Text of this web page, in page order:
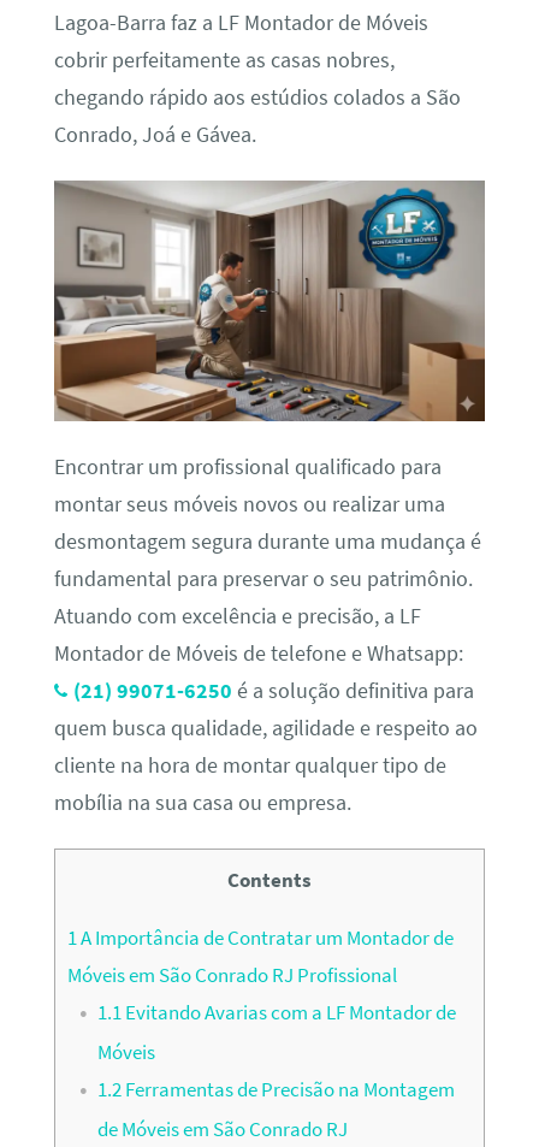
Lagoa-Barra faz a LF Montador de Móveis
cobrir perfeitamente as casas nobres,
chegando rápido aos estúdios colados a São
Conrado, Joá e Gávea.
Encontrar um profissional qualificado para
montar seus móveis novos ou realizar uma
desmontagem segura durante uma mudança é
fundamental para preservar o seu patrimônio.
Atuando com excelência e precisão, a LF
Montador de Móveis de telefone e Whatsapp:
(21) 99071-6250 é a solução definitiva para
quem busca qualidade, agilidade e respeito ao
cliente na hora de montar qualquer tipo de
mobília na sua casa ou empresa.
Contents
1A Importância de Contratar um Montador de
Móveis em São Conrado RJ Profissional
1.1Evitando Avarias com a LF Montador de
Móveis
1.2Ferramentas de Precisão na Montagem
de Móveis em São Conrado RJ